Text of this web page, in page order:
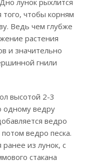
лунок рыхлится
того, чтобы корням
Ведь чем глубже
растения
и значительно
гнили
высотой 2-3
одному ведру
ведро
ведро песка.
из лунок, с
стакана